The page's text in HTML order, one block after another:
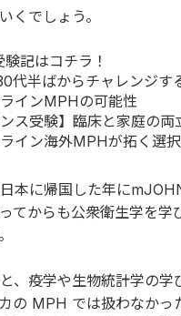
くでしょう。
記はコチラ！
代半ばからチャレンジす
インMPHの可能性
ンス受験】臨床と家庭の両
イン海外MPHが拓く選
本に帰国した年に
てからも公衆衛生学を学
、疫学や生物統計学の学
の MPH では扱わなかっ